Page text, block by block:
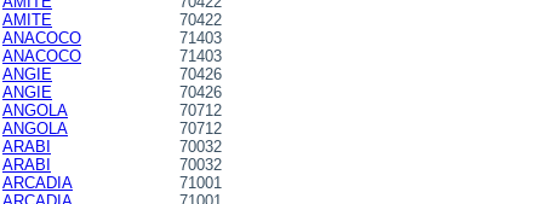
AMITE
70422
ANACOCO
71403
ANACOCO
71403
ANGIE
70426
ANGIE
70426
ANGOLA
70712
ANGOLA
70712
ARABI
70032
ARABI
70032
ARCADIA
71001